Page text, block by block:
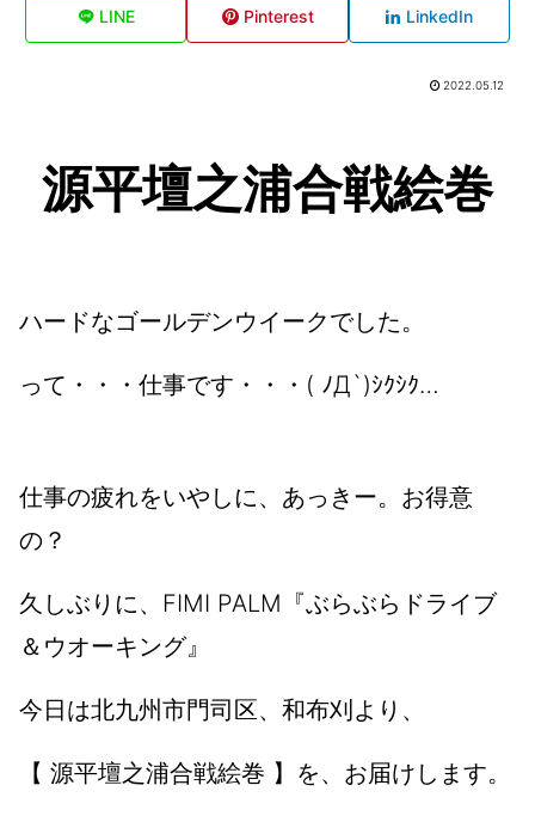
LINE Pinterest LinkedIn
2022.05.12
源平壇之浦合戦絵巻
ハードなゴールデンウイークでした。
って・・・仕事です・・・( ﾉД`)ｼｸｼｸ…
仕事の疲れをいやしに、あっきー。お得意
の？
久しぶりに、FIMI PALM『ぶらぶらドライブ
＆ウオーキング』
今日は北九州市門司区、和布刈より、
【 源平壇之浦合戦絵巻 】を、お届けします。